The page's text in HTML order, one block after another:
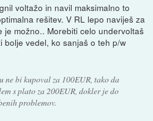
voltažo in navil maksimalno to
rešitev. V RL lepo naviješ za
je možno.. Morebiti celo undervoltaš
bolje vedel, ko sanjaš o teh p/w
ne bi kupoval za 100EUR, tako da
s plato za 200EUR, dokler je do
problemov.